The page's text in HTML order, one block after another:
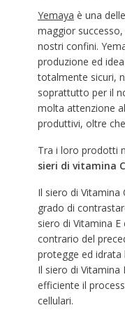
Yemaya è una
maggior successo,
nostri confini.
produzione ed
totalmente sicuri,
soprattutto per il
molta attenzione
produttivi, oltre
Tra i loro prodotti
sieri di vitamina
Il siero di
grado di
siero di Vitamina
contrario del
protegge ed idrata
Il siero di Vitamina
efficiente il
cellulari.